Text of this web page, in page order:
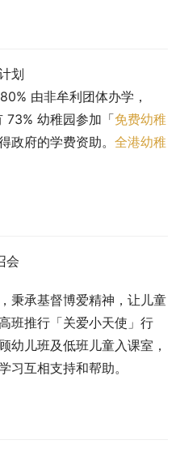
划
80% 由非牟利团体办学，
73% 幼稚园参加「免费幼稚
政府的学费资助。 全港幼稚
会
秉承基督博爱精神，让儿童
班推行「关爱小天使」行
幼儿班及低班儿童入课室，
习互相支持和帮助。